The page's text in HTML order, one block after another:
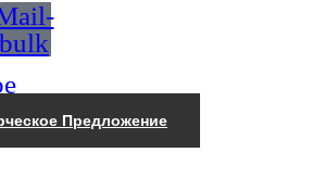
bulk
Предложение